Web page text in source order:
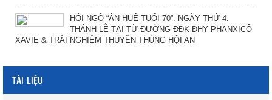
HỘI NGỘ “ÂN HUỆ TUỔI 70”. NGÀY THỨ 4:
THÁNH LỄ TẠI TỪ ĐƯỜNG ĐĐK ĐHY PHANXICÔ
XAVIE & TRẢI NGHIỆM THUYỀN THÚNG HỘI AN
TÀI LIỆU